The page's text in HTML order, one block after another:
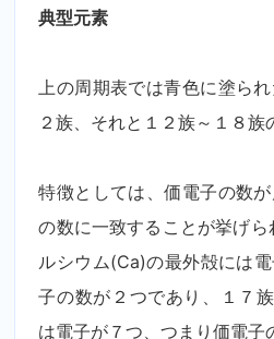
典型元素
上の周期表では青色に塗ら
２族、それと１２族～１８族
特徴としては、価電子の数
の数に一致することが挙げ
ルシウム(Ca)の最外殻には
子の数が２つであり、１７
は電子が７つ、つまり価電子